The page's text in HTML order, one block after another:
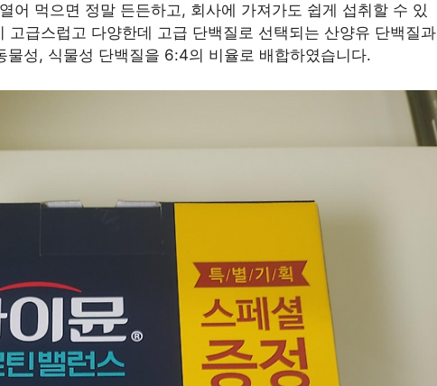
어 먹으면 정말 든든하고, 회사에 가져가도 쉽게 섭취할 수 있
고급스럽고 다양한데 고급 단백질로 선택되는 산양유 단백질과
물성, 식물성 단백질을 6:4의 비율로 배합하였습니다.